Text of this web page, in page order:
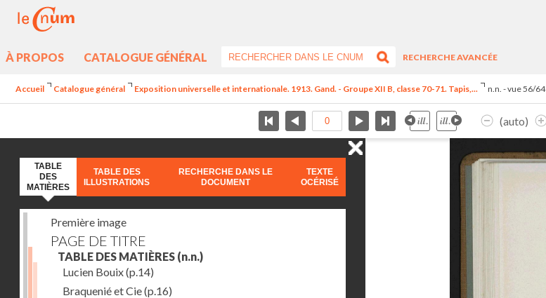
À PROPOS CATALOGUE GÉNÉRAL
RECHERCHE AVANCÉE
Accueil Catalogue général Exposition universelle et internationale. 1913. Gand. - Groupe XII B, classe 70-71. Tapis,... n.n. - vue 56/64
(auto)
TABLE
DES
MATIÈRES
TABLE DES
ILLUSTRATIONS
RECHERCHE DANS LE
DOCUMENT
TEXTE
OCÉRISÉ
Première image
PAGE DE TITRE
TABLE DES MATIÈRES (n.n.)
Lucien Bouix(p.14)
Braquenié et Cie(p.16)